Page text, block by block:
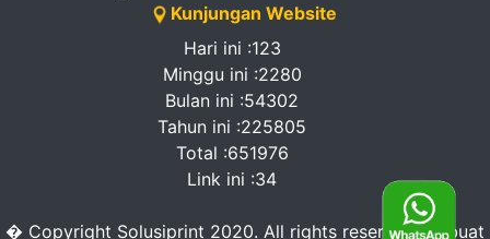
Kunjungan Website
Hari ini :123
Minggu ini :2280
Bulan ini :54302
Tahun ini :225805
Total :651976
Link ini :34
� Copyright Solusiprint 2020. All rights reserved. -dibuat